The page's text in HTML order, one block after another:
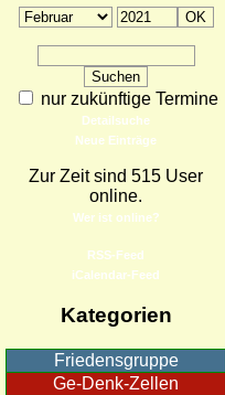
nur zukünftige Termine
Detailsuche
Neue Einträge
Zur Zeit sind 515 User
online.
Wer ist online?
RSS-Feed
iCalendar-Feed
Kategorien
Friedensgruppe
Ge-Denk-Zellen